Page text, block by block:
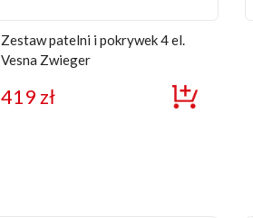
Zestaw patelni i pokrywek 4 el.
Vesna Zwieger
419zł